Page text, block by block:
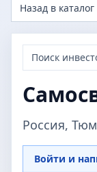
Назад в каталог
Поиск
Россия,
Войти и